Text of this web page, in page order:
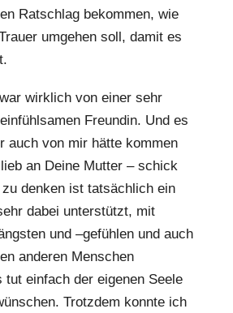
Ratschlag bekommen, wie
umgehen soll, damit es
wirklich von einer sehr
Freundin. Und es
auch von mir hätte kommen
an Deine Mutter – schick
zu denken ist tatsächlich ein
dabei unterstützt, mit
und –gefühlen und auch
anderen Menschen
tut einfach der eigenen Seele
Trotzdem konnte ich